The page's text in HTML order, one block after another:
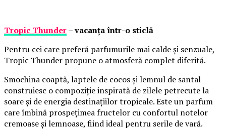
Tropic Thunder– vacanța într-o sticlă
Pentru cei care preferă parfumurile mai calde și senzuale,
Tropic Thunder propune o atmosferă complet diferită.
Smochina coaptă, laptele de cocos și lemnul de santal
construiesc o compoziție inspirată de zilele petrecute la
soare și de energia destinațiilor tropicale. Este un parfum
care îmbină prospețimea fructelor cu confortul notelor
cremoase și lemnoase, fiind ideal pentru serile de vară.